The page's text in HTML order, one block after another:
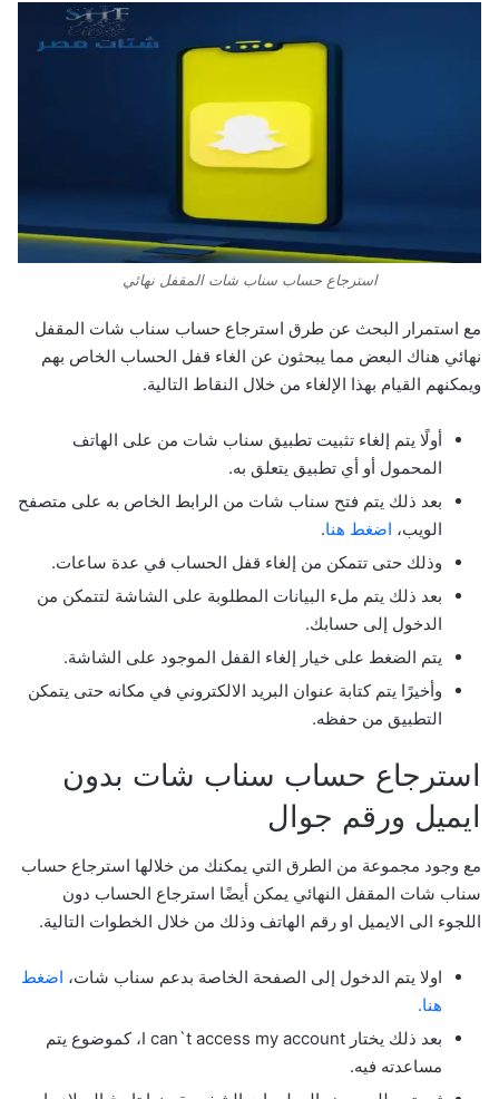
استرجاع حساب سناب شات المقفل نهائي
مع استمرار البحث عن طرق استرجاع حساب سناب شات المقفل
نهائي هناك البعض مما يبحثون عن الغاء قفل الحساب الخاص بهم
ويمكنهم القيام بهذا الإلغاء من خلال النقاط التالية.
أولًا يتم إلغاء تثبيت تطبيق سناب شات من على الهاتف
المحمول أو أي تطبيق يتعلق به.
بعد ذلك يتم فتح سناب شات من الرابط الخاص به على متصفح
الويب، اضغط هنا.
وذلك حتى تتمكن من إلغاء قفل الحساب في عدة ساعات.
بعد ذلك يتم ملء البيانات المطلوبة على الشاشة لتتمكن من
الدخول إلى حسابك.
يتم الضغط على خيار إلغاء القفل الموجود على الشاشة.
وأخيرًا يتم كتابة عنوان البريد الالكتروني في مكانه حتى يتمكن
التطبيق من حفظه.
استرجاع حساب سناب شات بدون
ايميل ورقم جوال
مع وجود مجموعة من الطرق التي يمكنك من خلالها استرجاع حساب
سناب شات المقفل النهائي يمكن أيضًا استرجاع الحساب دون
اللجوء الى الايميل او رقم الهاتف وذلك من خلال الخطوات التالية.
اولا يتم الدخول إلى الصفحة الخاصة بدعم سناب شات، اضغط
هنا.
بعد ذلك يختار I can`t access my account، كموضوع يتم
مساعدته فيه.